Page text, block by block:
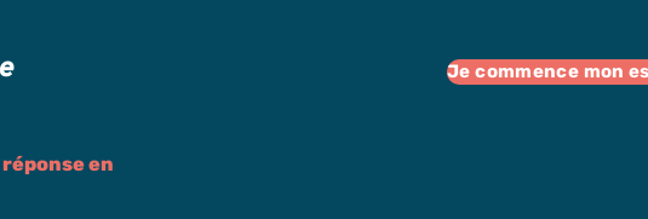
en
Je commence mon